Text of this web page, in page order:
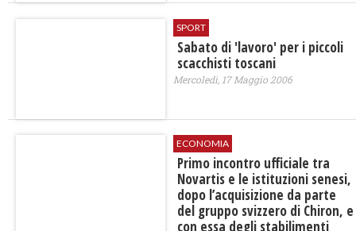
SPORT
Sabato di 'lavoro' per i piccoli
scacchisti toscani
Mercoledì, 17 Maggio 2006
ECONOMIA
Primo incontro ufficiale tra
Novartis e le istituzioni senesi,
dopo l’acquisizione da parte
del gruppo svizzero di Chiron, e
con essa degli stabilimenti